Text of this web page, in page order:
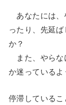
あなたには、
ったり、先延
か？
また、やらな
か迷っているよ
停滞している